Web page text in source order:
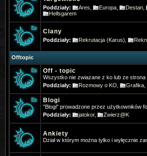
Poddziały: Ares Europa Destan
Hellsgarem
Clany
Poddziały: Rekrutacja (Karus)
Offtopic
Off - topic
Wszystko nie zwiazane z ko lub ze strona
Poddziały:
Rozmowy o KO Grafika
Blogi
"Blogi" prowadzone przez użytkowników
Poddziały:
jatokor, Zwierz@K
Ankiety
Dział w którym można tylko i wyłęcznie
Pogo- 2025-01-31 17:32:05
4Dominik- 2025-02-11 19:31:52
TheFlash
Chłopaki
& HD CLIENT
✅MEDIUM
- 2025-07-13 07:35:03
Gdzie Pogo